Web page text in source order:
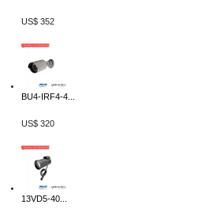
US$ 352
BU4-IRF4-4...
US$ 320
13VD5-40...